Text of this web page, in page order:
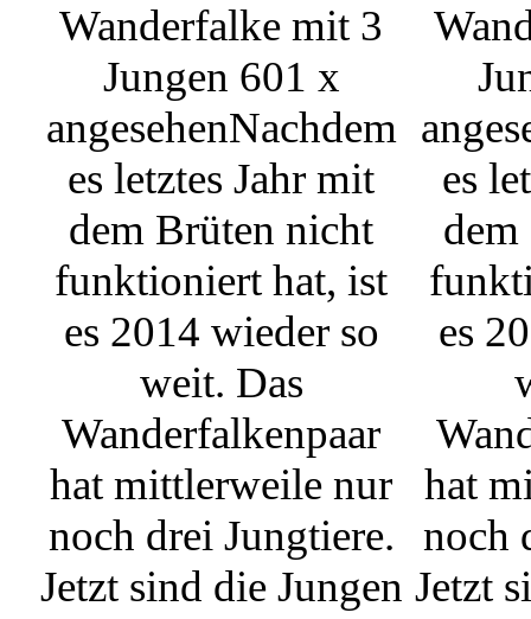
Wanderfalke mit 3
Jungen 601 x
angesehenNachdem
es letztes Jahr mit
dem Brüten nicht
funktioniert hat, ist
es 2014 wieder so
weit. Das
Wanderfalkenpaar
hat mittlerweile nur
noch drei Jungtiere.
Jetzt sind die Jungen
es
es
hat
noch
Jetzt